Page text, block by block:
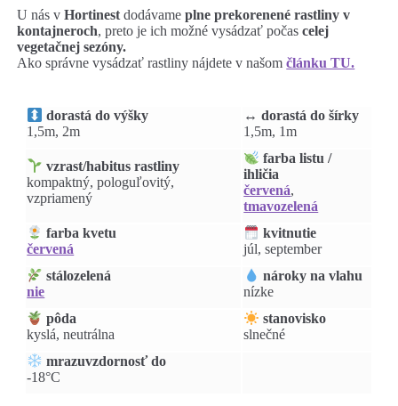
U nás vHortinest dodávameplne prekorenené rastliny v
kontajneroch, preto je ich možné vysádzať počascelej
vegetačnej sezóny.
Ako správne vysádzať rastliny nájdete v našomčlánku TU.
dorastá do výšky
1,5m, 2m
↔️ dorastá do šírky
1,5m, 1m
vzrast/habitus rastliny
kompaktný, pologuľovitý,
vzpriamený
farba listu /
ihličia
červená,
tmavozelená
farba kvetu
červená
kvitnutie
júl, september
stálozelená
nie
nároky na vlahu
nízke
pôda
kyslá, neutrálna
stanovisko
slnečné
mrazuvzdornosť do
-18°C